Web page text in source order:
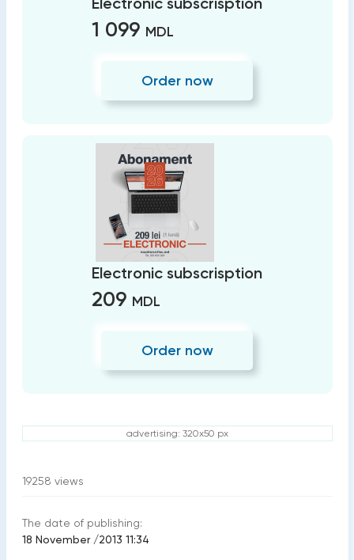
1 099 MDL
Order now
Electronic subscrisption
209 MDL
Order now
advertising: 320x50 px
19258 views
The date of publishing:
18 November /2013 11:34